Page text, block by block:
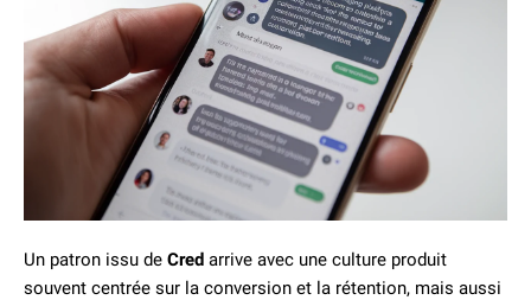
Un patron issu de Cred arrive avec une culture produit
souvent centrée sur la conversion et la rétention, mais aussi